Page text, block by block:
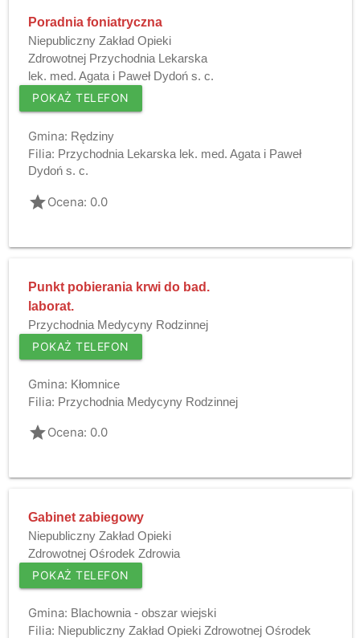
Poradnia foniatryczna
Niepubliczny Zakład Opieki
Zdrowotnej Przychodnia Lekarska
lek. med. Agata i Paweł Dydoń s. c.
POKAŻ TELEFON
Gmina: Rędziny
Filia: Przychodnia Lekarska lek. med. Agata i Paweł
Dydoń s. c.
gradeOcena: 0.0
Punkt pobierania krwi do bad.
laborat.
Przychodnia Medycyny Rodzinnej
POKAŻ TELEFON
Gmina: Kłomnice
Filia: Przychodnia Medycyny Rodzinnej
gradeOcena: 0.0
Gabinet zabiegowy
Niepubliczny Zakład Opieki
Zdrowotnej Ośrodek Zdrowia
POKAŻ TELEFON
Gmina: Blachownia - obszar wiejski
Filia: Niepubliczny Zakład Opieki Zdrowotnej Ośrodek